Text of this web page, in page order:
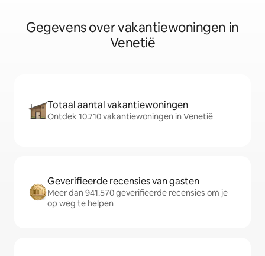
Gegevens over vakantiewoningen in
Venetië
Totaal aantal vakantiewoningen
Ontdek 10.710 vakantiewoningen in Venetië
Geverifieerde recensies van gasten
Meer dan 941.570 geverifieerde recensies om je
op weg te helpen